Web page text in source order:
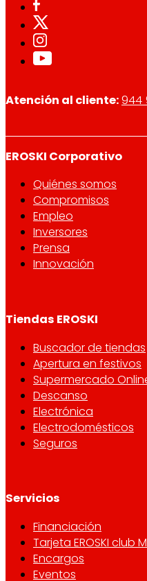
Atención al cliente:944
EROSKI Corporativo
Quiénes somos
Compromisos
Empleo
Inversores
Prensa
Innovación
Tiendas EROSKI
Buscador de tiendas
Apertura en festivos
Supermercado
Descanso
Electrónica
Electrodomésticos
Seguros
Servicios
Financiación
Tarjeta EROSKI club
Encargos
Eventos